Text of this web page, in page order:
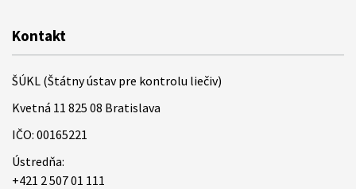
Kontakt
ŠÚKL (Štátny ústav pre kontrolu liečiv)
Kvetná 11 825 08 Bratislava
IČO: 00165221
Ústredňa:
+421 2 507 01 111